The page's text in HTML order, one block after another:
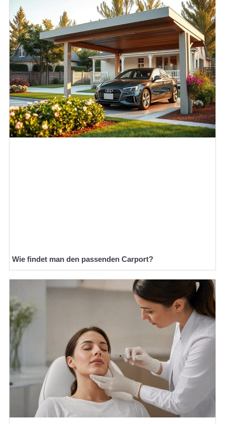
Wie findet man den passenden Carport?